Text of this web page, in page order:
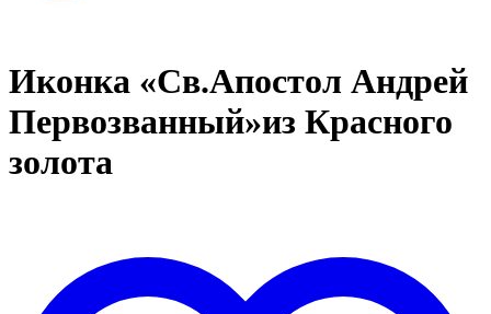
Иконка «Св.Апостол Андрей
Первозванный»из Красного
золота